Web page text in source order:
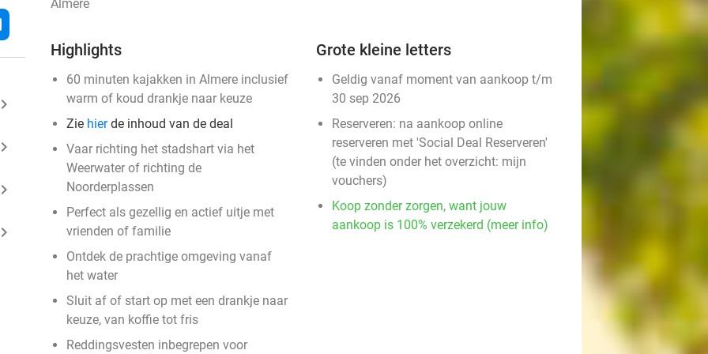
keyboard_arrow_right
keyboard_arrow_right
keyboard_arrow_right
keyboard_arrow_right
Almere
Highlights
60 minuten kajakken in Almere inclusief
warm of koud drankje naar keuze
Zie hierde inhoud van de deal
Vaar richting het stadshart via het
Weerwater of richting de
Noorderplassen
Perfect als gezellig en actief uitje met
vrienden of familie
Ontdek de prachtige omgeving vanaf
het water
Sluit af of start op met een drankje naar
keuze, van koffie tot fris
Reddingsvesten inbegrepen voor
Grote kleine letters
Geldig vanaf moment van aankoop t/m
30 sep 2026
Reserveren: na aankoop online
reserveren met 'Social Deal Reserveren'
(te vinden onder het overzicht: mijn
vouchers)
Koop zonder zorgen, want jouw
aankoop is 100% verzekerd (meer info)